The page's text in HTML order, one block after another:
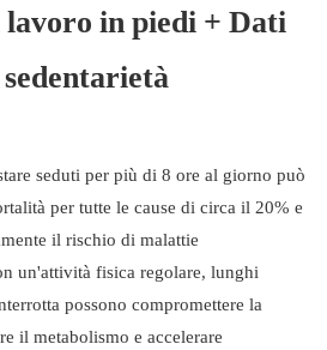
in piedi + Dati
seduti per più di 8 ore al giorno può
per tutte le cause di circa il 20% e
il rischio di malattie
un'attività fisica regolare, lunghi
possono compromettere la
il metabolismo e accelerare